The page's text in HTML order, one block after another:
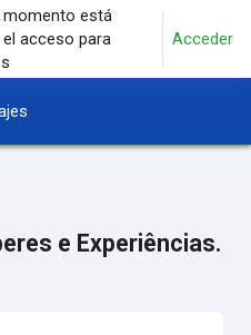
momento está
acceso para
Acceder
e Experiências.